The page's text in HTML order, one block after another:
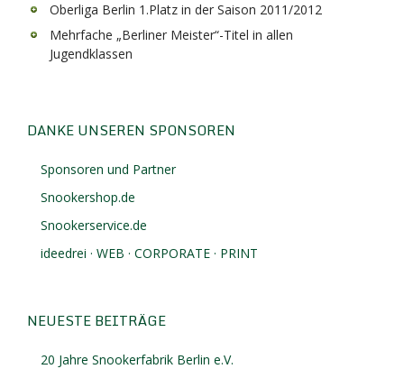
Oberliga Berlin 1.Platz in der Saison 2011/2012
Mehrfache „Berliner Meister“-Titel in allen
Jugendklassen
DANKE UNSEREN SPONSOREN
Sponsoren und Partner
Snookershop.de
Snookerservice.de
ideedrei · WEB · CORPORATE · PRINT
NEUESTE BEITRÄGE
20 Jahre Snookerfabrik Berlin e.V.